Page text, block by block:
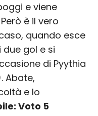
e viene
è il vero
quando esce
due gol e si
di Pyythia
Abate,
e lo
Voto 5